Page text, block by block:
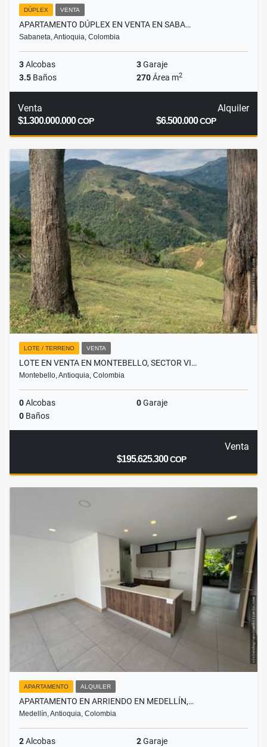
DÚPLEX VENTA
APARTAMENTO DÚPLEX EN VENTA EN SABA…
Sabaneta, Antioquia, Colombia
3Alcobas 3Garaje
3.5 Baños 270Área m2
Venta
$1.300.000.000COP
Alquiler
$6.500.000COP
LOTE / TERRENO VENTA
LOTE EN VENTA EN MONTEBELLO, SECTOR VI…
Montebello, Antioquia, Colombia
0Alcobas 0Garaje
0 Baños
Venta
$195.625.300COP
APARTAMENTO ALQUILER
APARTAMENTO EN ARRIENDO EN MEDELLÍN,…
Medellín, Antioquia, Colombia
2Alcobas 2Garaje